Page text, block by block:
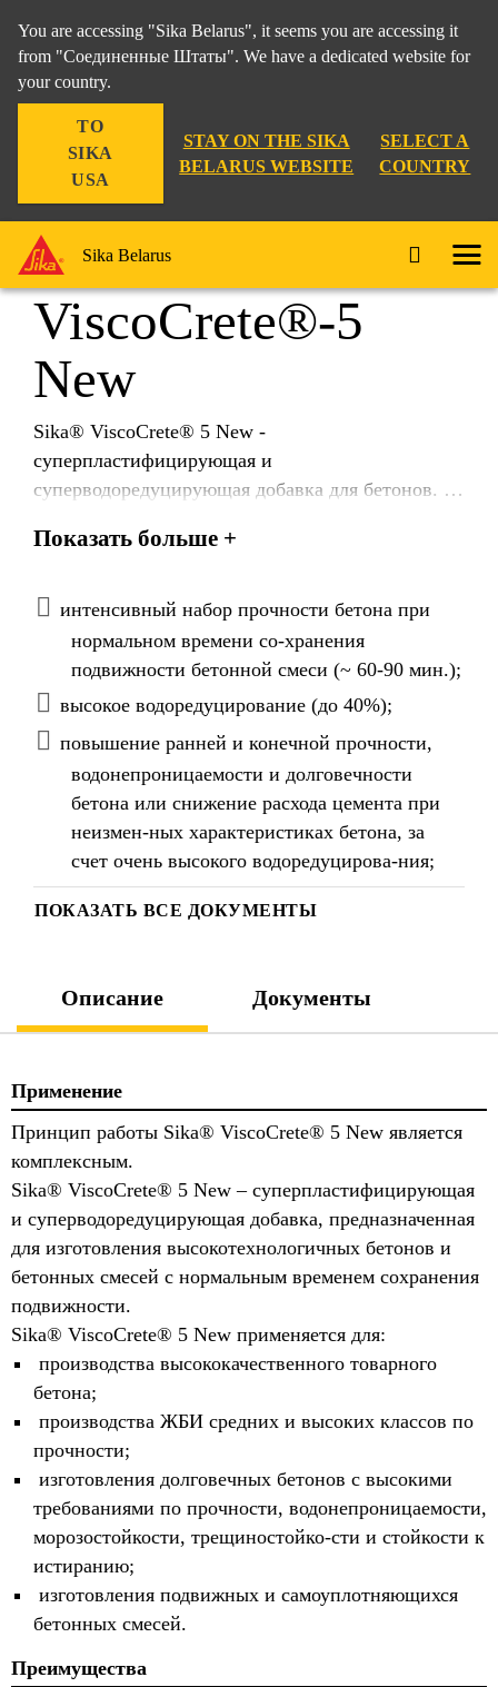
You are accessing "Sika Belarus", it seems you are accessing it
from "Соединенные Штаты". We have a dedicated website for
your country.
TO
SIKA
USA
STAY ON THE SIKA
BELARUS WEBSITE
SELECT A
COUNTRY
Sika Belarus
ПОКАЗАТЬ ВСЕ ДОКУМЕНТЫ
Sika®
ViscoCrete®-5
New
Sika® ViscoCrete® 5 New -
суперпластифицирующая и
суперводоредуцирующая добавка для бетонов.
требованиям ТУ 192047188.001-2015
Показать больше +
интенсивный набор прочности бетона при
нормальном времени со-хранения
подвижности бетонной смеси (~ 60-90 мин.);
высокое водоредуцирование (до 40%);
повышение ранней и конечной прочности,
водонепроницаемости и долговечности
бетона или снижение расхода цемента при
неизмен-ных характеристиках бетона, за
счет очень высокого водоредуцирова-ния;
Описание Документы
Применение
Принцип работы Sika® ViscoCrete® 5 New является
комплексным.
Sika® ViscoCrete® 5 New – суперпластифицирующая
и суперводоредуцирующая добавка, предназначенная
для изготовления высокотехнологичных бетонов и
бетонных смесей с нормальным временем сохранения
подвижности.
Sika® ViscoCrete® 5 New применяется для:
производства высококачественного товарного
бетона;
производства ЖБИ средних и высоких классов по
прочности;
изготовления долговечных бетонов с высокими
требованиями по прочности, водонепроницаемости,
морозостойкости, трещиностойко-сти и стойкости к
истиранию;
изготовления подвижных и самоуплотняющихся
бетонных смесей.
Преимущества